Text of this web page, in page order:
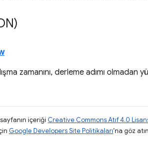
zamanını, derleme adımı olmadan
içeriği Creative Commons Atıf 4.0
Google Developers Site Politikaları'na göz